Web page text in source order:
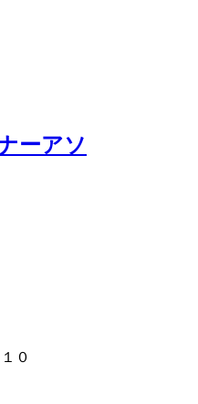
ーアソ
０